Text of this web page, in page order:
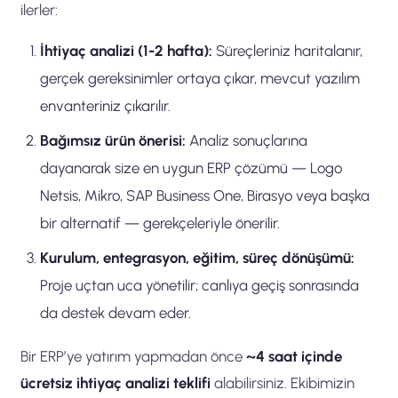
ilerler:
İhtiyaç analizi (1-2 hafta): Süreçleriniz haritalanır,
gerçek gereksinimler ortaya çıkar, mevcut yazılım
envanteriniz çıkarılır.
Bağımsız ürün önerisi: Analiz sonuçlarına
dayanarak size en uygun ERP çözümü — Logo
Netsis, Mikro, SAP Business One, Birasyo veya başka
bir alternatif — gerekçeleriyle önerilir.
Kurulum, entegrasyon, eğitim, süreç dönüşümü:
Proje uçtan uca yönetilir; canlıya geçiş sonrasında
da destek devam eder.
Bir ERP’ye yatırım yapmadan önce~4 saat içinde
ücretsiz ihtiyaç analizi teklifi alabilirsiniz. Ekibimizin